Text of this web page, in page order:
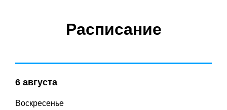
Расписание
6 августа
Воскресенье